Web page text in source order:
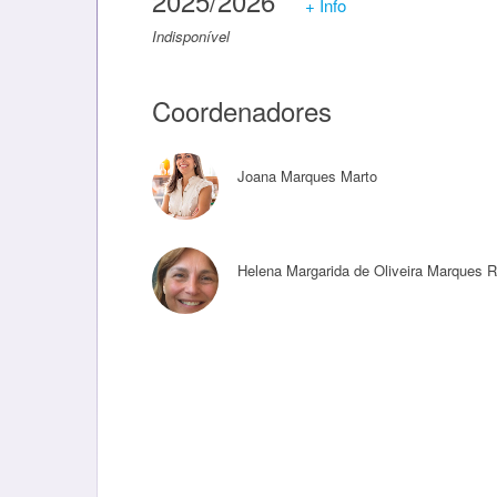
+ Info
Indisponível
Coordenadores
Joana Marques Marto
Helena Margarida de Oliveira Marques